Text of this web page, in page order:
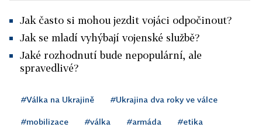
Jak často si mohou jezdit vojáci odpočinout?
Jak se mladí vyhýbají vojenské službě?
Jaké rozhodnutí bude nepopulární, ale
spravedlivé?
#Válka na Ukrajině #Ukrajina dva roky ve válce
#mobilizace #válka #armáda #etika